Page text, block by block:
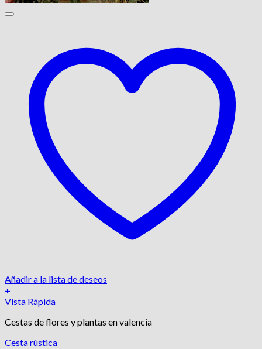
Añadir a la lista de deseos
+
Vista Rápida
Cestas de flores y plantas en valencia
Cesta rústica